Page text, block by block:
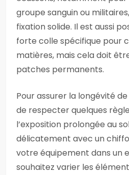
groupe sanguin ou
fixation solide. Il est aussi
forte colle spécifique pour
matières, mais cela doit
patches permanents.
Pour assurer la longévité
de respecter quelques
l’exposition prolongée au
délicatement avec un
votre équipement dans un
souhaitez varier les